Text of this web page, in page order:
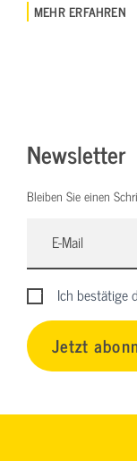
MEHR ERFAHREN
Newsletter
Bleiben Sie einen
Ich bestätige
Jetzt